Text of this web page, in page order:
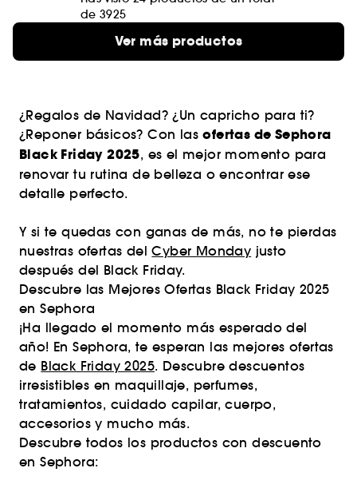
de 3925
Ver más productos
¿Regalos de Navidad? ¿Un capricho para ti?
¿Reponer básicos? Con lasofertas de Sephora
Black Friday 2025, es el mejor momento para
renovar tu rutina de belleza o encontrar ese
detalle perfecto.
Y si te quedas con ganas de más, no te pierdas
nuestras ofertas delCyber Monday justo
después del Black Friday.
Descubre las Mejores Ofertas Black Friday 2025
en Sephora
¡Ha llegado el momento más esperado del
año! En Sephora, te esperan las mejores ofertas
de Black Friday 2025. Descubre descuentos
irresistibles en maquillaje, perfumes,
tratamientos, cuidado capilar, cuerpo,
accesorios y mucho más.
Descubre todos los productos con descuento
en Sephora: